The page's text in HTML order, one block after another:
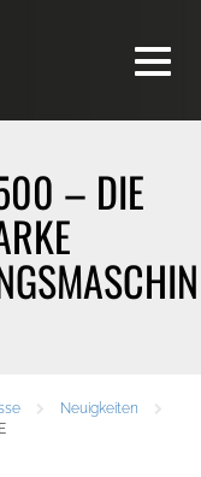
Toggle
– DIE
Neuigkeiten